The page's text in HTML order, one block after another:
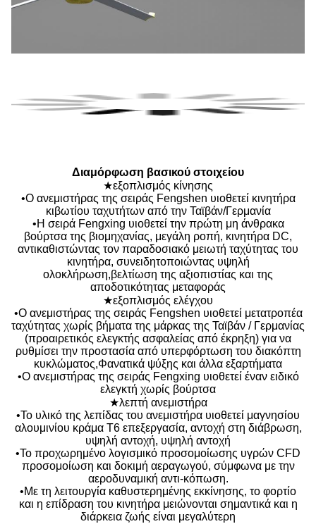
Διαμόρφωση βασικού στοιχείου
★εξοπλισμός κίνησης
•Ο ανεμιστήρας της σειράς Fengshen υιοθετεί κινητήρα
κιβωτίου ταχυτήτων από την Ταϊβάν/Γερμανία
•Η σειρά Fengxing υιοθετεί την πρώτη μη άνθρακα
βούρτσα της βιομηχανίας, μεγάλη ροπή, κινητήρα DC,
αντικαθιστώντας τον παραδοσιακό μειωτή ταχύτητας του
κινητήρα, συνειδητοποιώντας υψηλή
ολοκλήρωση,βελτίωση της αξιοπιστίας και της
αποδοτικότητας μεταφοράς
★εξοπλισμός ελέγχου
•Ο ανεμιστήρας της σειράς Fengshen υιοθετεί μετατροπέα
ταχύτητας χωρίς βήματα της μάρκας της Ταϊβάν / Γερμανίας
(προαιρετικός ελεγκτής ασφαλείας από έκρηξη) για να
ρυθμίσει την προστασία από υπερφόρτωση του διακόπτη
κυκλώματος,Φανατικά ψύξης και άλλα εξαρτήματα
•Ο ανεμιστήρας της σειράς Fengxing υιοθετεί έναν ειδικό
ελεγκτή χωρίς βούρτσα
★λεπτή ανεμιστήρα
•Το υλικό της λεπίδας του ανεμιστήρα υιοθετεί μαγνησίου
αλουμινίου κράμα T6 επεξεργασία, αντοχή στη διάβρωση,
υψηλή αντοχή, υψηλή αντοχή
•Το προχωρημένο λογισμικό προσομοίωσης υγρών CFD
προσομοίωση και δοκιμή αεραγωγού, σύμφωνα με την
αεροδυναμική αντι-κόπωση.
•Με τη λειτουργία καθυστερημένης εκκίνησης, το φορτίο
και η επίδραση του κινητήρα μειώνονται σημαντικά και η
διάρκεια ζωής είναι μεγαλύτερη